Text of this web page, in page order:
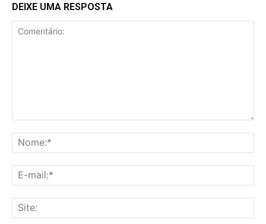
DEIXE UMA RESPOSTA